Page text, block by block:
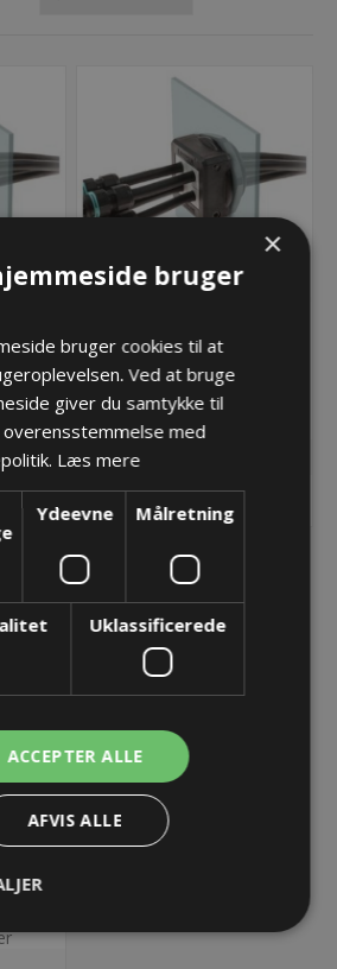
forskruning M32
90,75 kr.
Lager: 10 på lager
×
bruger
bruger cookies til at
Ved at bruge
giver du samtykke til
overensstemmelse med
Læs mere
Ydeevne Målretning
Uklassificerede
ACCEPTER ALLE
AFVIS ALLE